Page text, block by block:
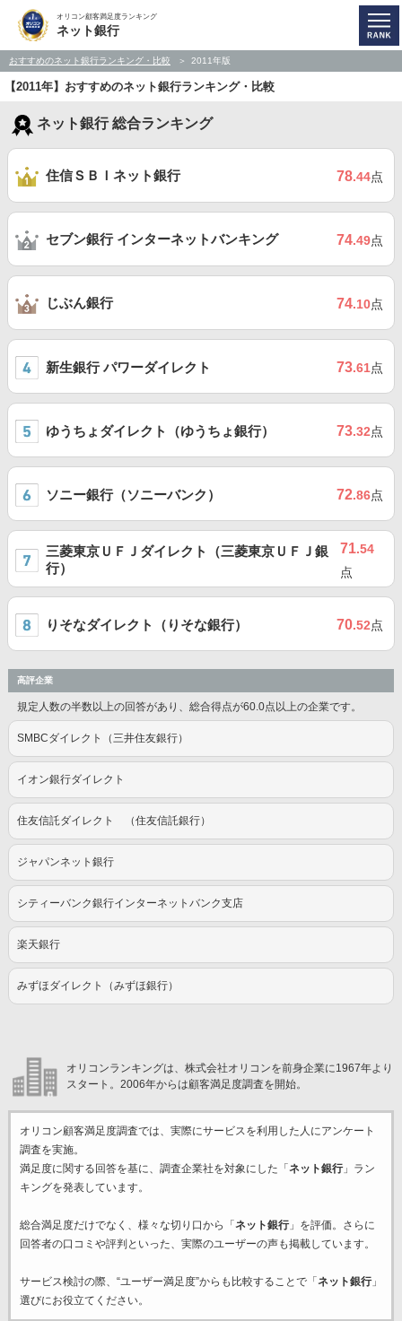
オリコン顧客満足度ランキング
ネット銀行
おすすめのネット銀行ランキング・比較 2011年版
【2011年】おすすめのネット銀行ランキング・比較
ネット銀行 総合ランキング
住信ＳＢＩネット銀行 78.44点
セブン銀行 インターネットバンキング 74.49点
じぶん銀行 74.10点
新生銀行 パワーダイレクト 73.61点
ゆうちょダイレクト（ゆうちょ銀行） 73.32点
ソニー銀行（ソニーバンク） 72.86点
三菱東京ＵＦＪダイレクト（三菱東京ＵＦＪ銀
行）
71.54
点
りそなダイレクト（りそな銀行） 70.52点
高評企業
規定人数の半数以上の回答があり、総合得点が60.0点以上の企業です。
SMBCダイレクト（三井住友銀行）
イオン銀行ダイレクト
住友信託ダイレクト （住友信託銀行）
ジャパンネット銀行
シティーバンク銀行インターネットバンク支店
楽天銀行
みずほダイレクト（みずほ銀行）
オリコンランキングは、株式会社オリコンを前身企業に1967年より
スタート。2006年からは顧客満足度調査を開始。
オリコン顧客満足度調査では、実際にサービスを利用した 人にアンケート
調査を実施。
満足度に関する回答を基に、調査企業社を対象にした「 ネット銀行」ラン
キングを発表しています。
総合満足度だけでなく、様々な切り口から「 ネット銀行」を評価。さらに
回答者の口コミや評判といった、実際のユーザーの声も掲載しています。
サービス検討の際、“ユーザー満足度”からも比較することで「 ネット銀行」
選びにお役立てください。